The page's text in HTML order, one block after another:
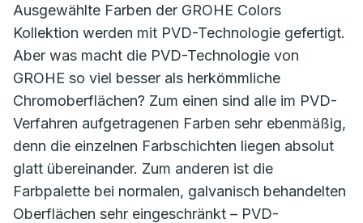
Ausgewählte Farben der GROHE Colors
Kollektion werden mit PVD-Technologie gefertigt.
Aber was macht die PVD-Technologie von
GROHE so viel besser als herkömmliche
Chromoberflächen? Zum einen sind alle im PVD-
Verfahren aufgetragenen Farben sehr ebenmäßig,
denn die einzelnen Farbschichten liegen absolut
glatt übereinander. Zum anderen ist die
Farbpalette bei normalen, galvanisch behandelten
Oberflächen sehr eingeschränkt – PVD-